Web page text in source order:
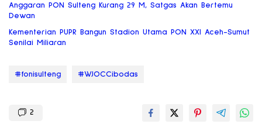
Anggaran PON Sulteng Kurang 29 M, Satgas Akan Bertemu
Dewan
Kementerian PUPR Bangun Stadion Utama PON XXI Aceh-Sumut
Senilai Miliaran
#fonisulteng #WJOCCibodas
2